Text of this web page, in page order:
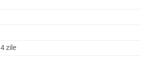
zile